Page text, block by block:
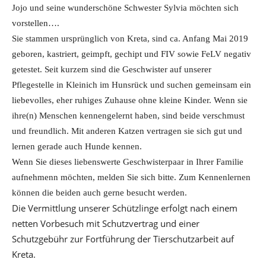
Jojo und seine wunderschöne Schwester Sylvia möchten sich
vorstellen….
Sie stammen ursprünglich von Kreta, sind ca. Anfang Mai 2019
geboren, kastriert, geimpft, gechipt und FIV sowie FeLV negativ
getestet. Seit kurzem sind die Geschwister auf unserer
Pflegestelle in Kleinich im Hunsrück und suchen gemeinsam ein
liebevolles, eher ruhiges Zuhause ohne kleine Kinder. Wenn sie
ihre(n) Menschen kennengelernt haben, sind beide verschmust
und freundlich. Mit anderen Katzen vertragen sie sich gut und
lernen gerade auch Hunde kennen.
Wenn Sie dieses liebenswerte Geschwisterpaar in Ihrer Familie
aufnehmenn möchten, melden Sie sich bitte. Zum Kennenlernen
können die beiden auch gerne besucht werden.
Die Vermittlung unserer Schützlinge erfolgt nach einem
netten Vorbesuch mit Schutzvertrag und einer
Schutzgebühr zur Fortführung der Tierschutzarbeit auf
Kreta.